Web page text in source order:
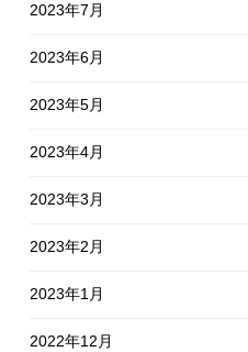
2023年7月
2023年6月
2023年5月
2023年4月
2023年3月
2023年2月
2023年1月
2022年12月